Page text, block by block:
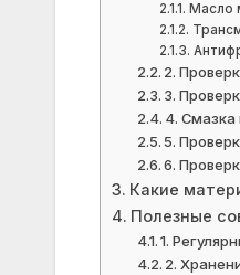
Масло
2.
3.
4. Смазка
5.
6.
Какие
Полезные
1.
2.